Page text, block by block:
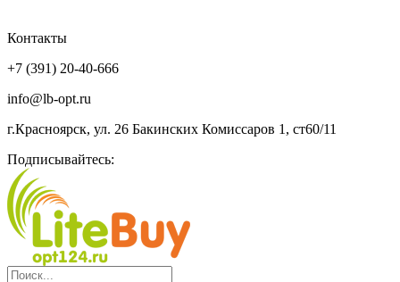
Контакты
+7 (391) 20-40-666
info@lb-opt.ru
г.Красноярск, ул. 26 Бакинских Комиссаров 1, ст60/11
Подписывайтесь: